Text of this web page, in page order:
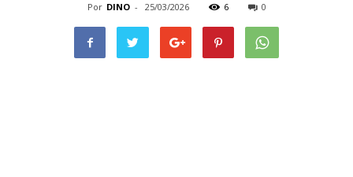
Por DINO - 25/03/2026 6 0